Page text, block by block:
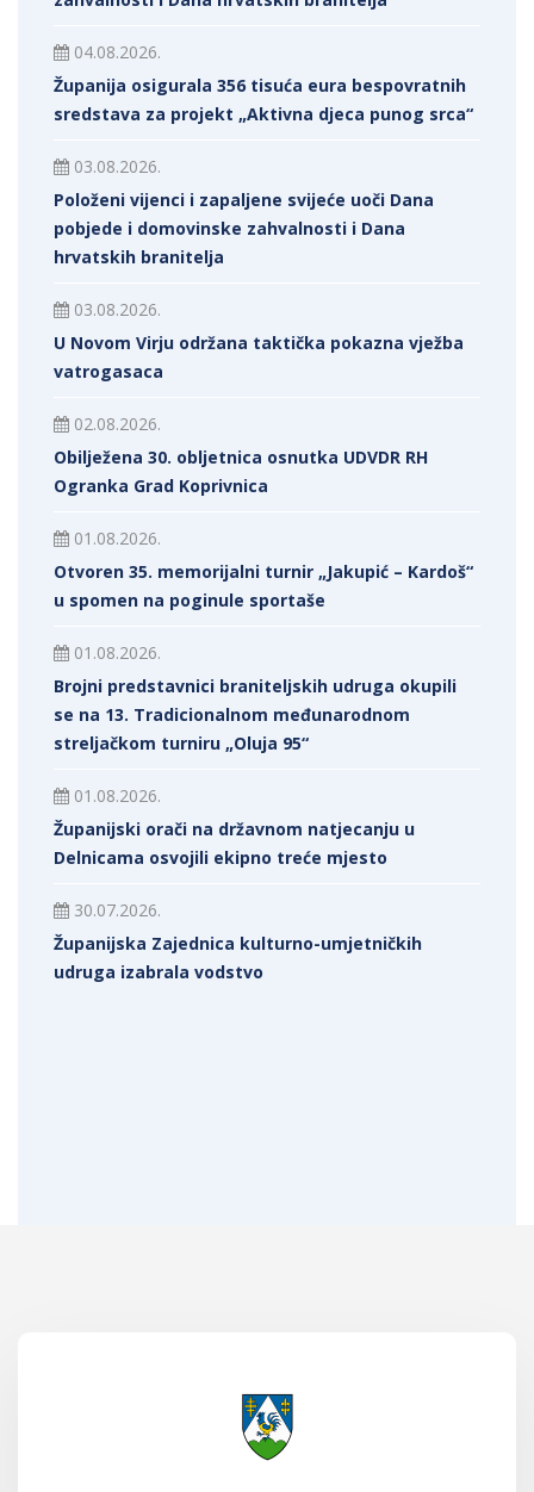
04.08.2026.
Županija osigurala 356 tisuća eura bespovratnih
sredstava za projekt „Aktivna djeca punog srca“
03.08.2026.
Položeni vijenci i zapaljene svijeće uoči Dana
pobjede i domovinske zahvalnosti i Dana
hrvatskih branitelja
03.08.2026.
U Novom Virju održana taktička pokazna vježba
vatrogasaca
02.08.2026.
Obilježena 30. obljetnica osnutka UDVDR RH
Ogranka Grad Koprivnica
01.08.2026.
Otvoren 35. memorijalni turnir „Jakupić – Kardoš“
u spomen na poginule sportaše
01.08.2026.
Brojni predstavnici braniteljskih udruga okupili
se na 13. Tradicionalnom međunarodnom
streljačkom turniru „Oluja 95“
01.08.2026.
Županijski orači na državnom natjecanju u
Delnicama osvojili ekipno treće mjesto
30.07.2026.
Županijska Zajednica kulturno-umjetničkih
udruga izabrala vodstvo